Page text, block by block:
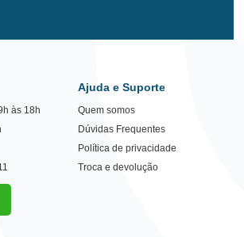
às 18h
Ajuda e Suporte
Quem somos
Dúvidas Frequentes
Política de privacidade
Troca e devolução